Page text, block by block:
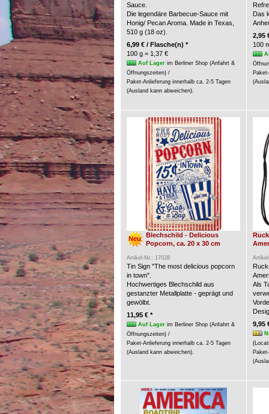
Sauce.
Die legendäre Barbecue-Sauce mit
Honig/ Pecan Aroma. Made in Texas,
510 g (18 oz).
6,99 € / Flasche(n) *
100 g = 1,37 €
Auf Lagerim Berliner Shop (Anfahrt &
Öffnungszeiten) /
Paket-Anlieferung innerhalb ca. 2-5 Tagen
(Ausland kann abweichen).
Das
2,95
100
Neu
Blechschild - Delicious
Popcorn, ca. 20 x 30 cm
Artikel-Nr.: 17028
Tin Sign "The most delicious popcorn
in town".
Hochwertiges Blechschild aus
gestanzter Metallplatte - geprägt und
gewölbt.
11,95 € *
Auf Lagerim Berliner Shop (Anfahrt &
Öffnungszeiten) /
Paket-Anlieferung innerhalb ca. 2-5 Tagen
(Ausland kann abweichen).
Als
9,95